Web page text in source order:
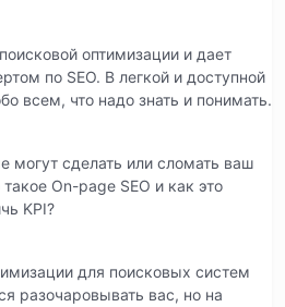
оптимизации и дает
по SEO. В легкой и доступной
всем, что надо знать и понимать.
могут сделать или сломать ваш
On-page SEO и как это
KPI?
для поисковых систем
разочаровывать вас, но на